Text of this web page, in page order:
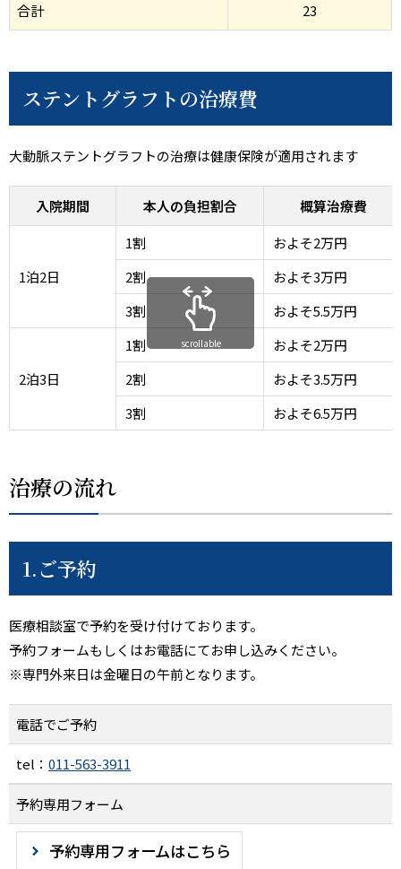
合計 23
ステントグラフトの治療費
大動脈ステントグラフトの治療は健康保険が適用されます
入院期間 本人の負担割合 概算治療費
1泊2日
1割
およそ2万円
2割
およそ3万円
3割
およそ5.5万円
2泊3日
1割
およそ2万円
2割
およそ3.5万円
3割
およそ6.5万円
scrollable
治療の流れ
1.ご予約
医療相談室で予約を受け付けております。
予約フォームもしくはお電話にてお申し込みください。
※専門外来日は金曜日の午前となります。
電話でご予約
tel： 011-563-3911
予約専用フォーム
予約専用フォームはこちら